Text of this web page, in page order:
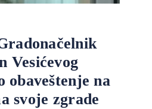
Vesićevog
obaveštenje na
svoje zgrade